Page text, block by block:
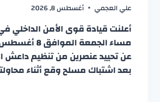
علي العجمي أغسطس 8, 2026
أعلنت قيادة قوى الأمن الداخلي
عن تحييد عنصرين من تنظيم داعش
بعد اشتباك مسلح وقع أثناء